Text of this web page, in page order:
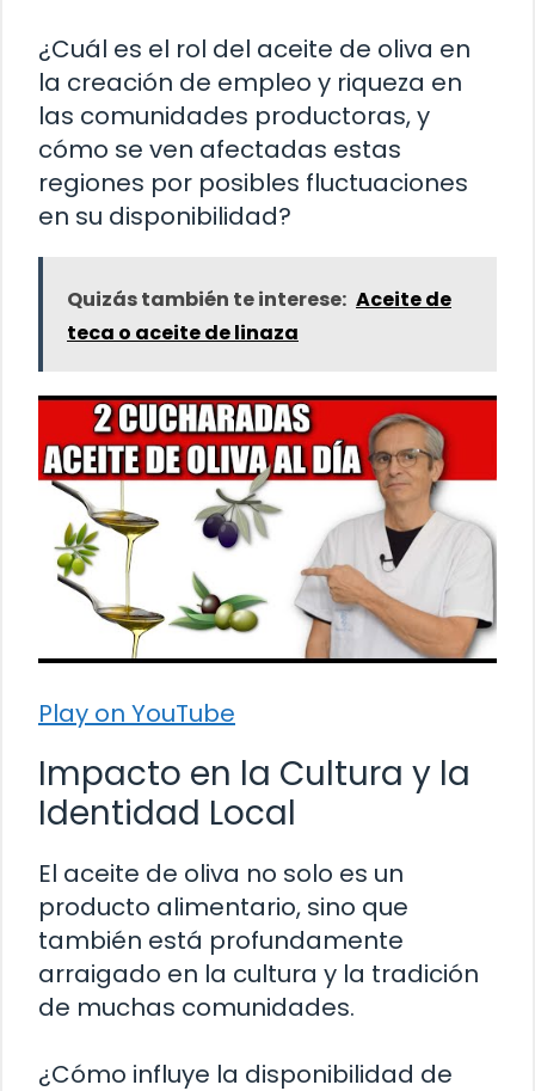
¿Cuál es el rol del aceite de oliva en
la creación de empleo y riqueza en
las comunidades productoras, y
cómo se ven afectadas estas
regiones por posibles fluctuaciones
en su disponibilidad?
Quizás también te interese: Aceite de
teca o aceite de linaza
Play on YouTube
Impacto en la Cultura y la
Identidad Local
El aceite de oliva no solo es un
producto alimentario, sino que
también está profundamente
arraigado en la cultura y la tradición
de muchas comunidades.
¿Cómo influye la disponibilidad de